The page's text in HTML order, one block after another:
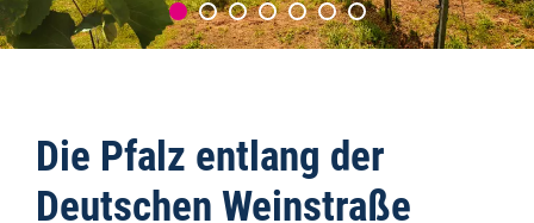
Die Pfalz entlang der
Deutschen Weinstraße